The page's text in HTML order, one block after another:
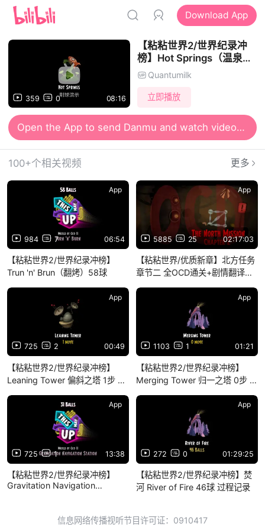
Download App
359 0 08:16
【粘粘世界2/世界纪录冲
榜】Hot Springs（温泉）
刷球演示视频（最多可
900+球）
Quantumilk
立即播放
Open the App to send Danmu and watch videos together
100+个相关视频 更多
984 7 06:54
App
【粘粘世界2/世界纪录冲榜】
Trun 'n' Brun（翻烤）58球
5885 25 02:17:03
App
【粘粘世界/优质新章】北方任务
章节二 全OCD通关+剧情翻译合
725 2 00:49
App
【粘粘世界2/世界纪录冲榜】
Leaning Tower 偏斜之塔 1步 过
1103 1 01:21
App
【粘粘世界2/世界纪录冲榜】
Merging Tower 归一之塔 0步 过
725 1 13:38
App
【粘粘世界2/世界纪录冲榜】
Gravitation Navigation
272 0 01:29:25
App
【粘粘世界2/世界纪录冲榜】焚
河 River of Fire 46球 过程记录
信息网络传播视听节目许可证：0910417